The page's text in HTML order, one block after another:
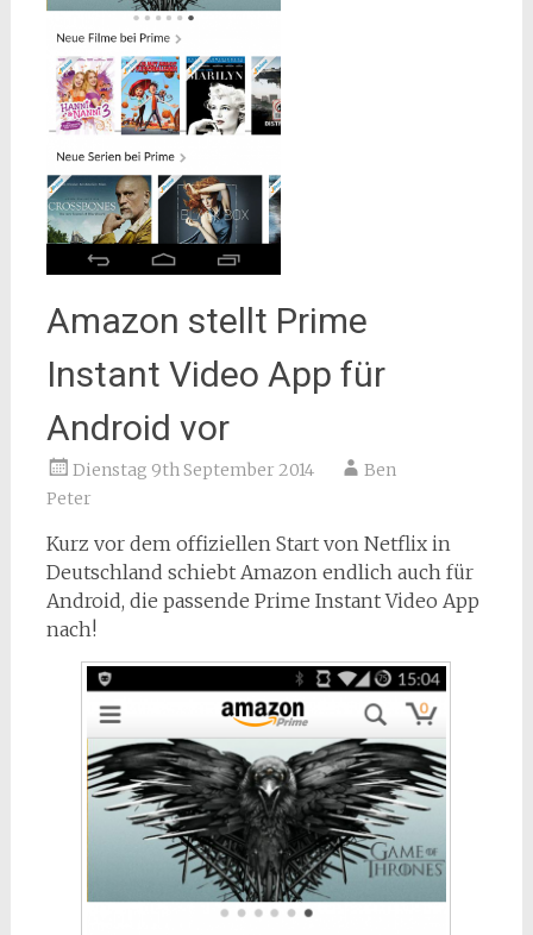
Amazon stellt Prime
Instant Video App für
Android vor
Dienstag 9th September 2014
Ben
Peter
Kurz vor dem offiziellen Start von Netflix in
Deutschland schiebt Amazon endlich auch für
Android, die passende Prime Instant Video App
nach!